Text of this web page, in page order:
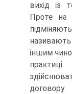
вихід із
Проте на
іншим